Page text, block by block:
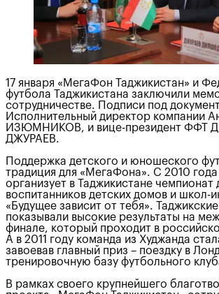
17 января «МегаФон Таджикистан» и
футбола Таджикистана заключили
сотрудничестве. Подписи под
Исполнительный директор компании
ИЗЮМНИКОВ, и вице-президент ФФТ
ДЖУРАЕВ.
Поддержка детского и юношеского
традиция для «МегаФона». С 2010
организует в Таджикистане чемпионат
воспитанников детских домов и школ-
«Будущее зависит от тебя».
показывали высокие результаты на
финале, который проходит в
А в 2011 году команда из Худжанда
завоевав главный приз – поездку в
тренировочную базу футбольного
В рамках своего крупнейшего